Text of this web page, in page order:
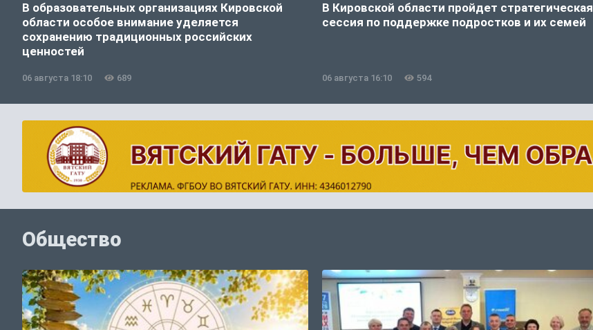
В образовательных организациях Кировской
области особое внимание уделяется
сохранению традиционных российских
ценностей
06 августа 18:10 689
В Кировской области пройдет стратегическая
сессия по поддержке подростков и их семей
06 августа 16:10 594
Общество